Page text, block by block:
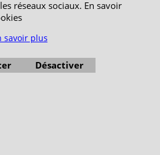
réseaux sociaux. En savoir
savoir plus
Désactiver